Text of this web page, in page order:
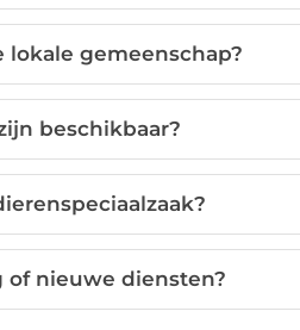
lokale gemeenschap?
beschikbaar?
of nieuwe diensten?